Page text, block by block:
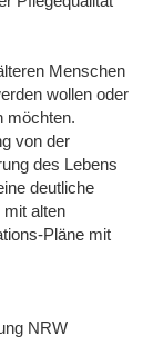
Menschen
wollen oder
möchten.
von der
des Lebens
deutliche
mit alten
Pläne mit
NRW